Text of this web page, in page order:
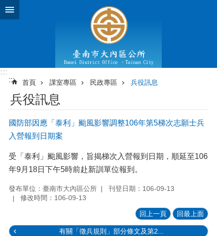
跳到主要內容區塊
:::
:::
首頁 課室專區 民政專區 兵役訊息
兵役訊息
國防部因應「泰利」颱風影響調整106年第5梯次志願士兵
入營報到日期案
受「泰利」颱風影響，旨揭梯次入營報到日期，順延至106
年9月18日下午5時前赴新訓單位報到。
發布單位：臺南市大內區公所
刊登日期：106-09-13
修改時間：106-09-13
回上一頁 回最上面
有關「徵兵規則」部分條文及第2...